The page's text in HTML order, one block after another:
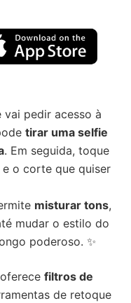
pedir acesso à
tirar uma selfie
. Em seguida, toque
e o corte que quiser
misturar tons,
mudar o estilo do
poderoso. ✨
filtros de
de retoque